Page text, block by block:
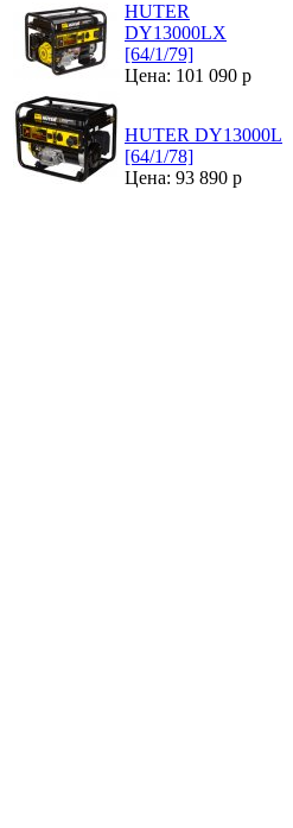
HUTER
DY13000LX
[64/1/79]
Цена: 101 090 р
HUTER DY13000L
[64/1/78]
Цена: 93 890 р